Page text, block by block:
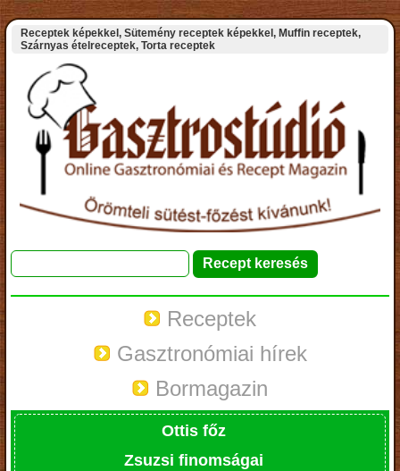
Receptek képekkel, Sütemény receptek képekkel, Muffin receptek,
Szárnyas ételreceptek, Torta receptek
Receptek
Gasztronómiai hírek
Bormagazin
Ottis főz
Zsuzsi finomságai